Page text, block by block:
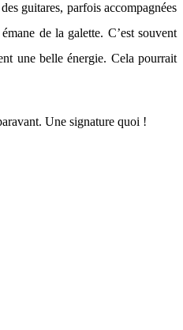
guitares, parfois accompagnées
de la galette. C’est souvent
une belle énergie. Cela pourrait
Une signature quoi !